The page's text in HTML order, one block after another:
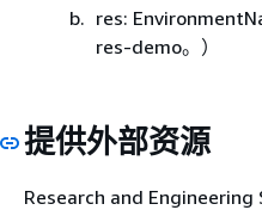
res:
res-demo。）
提供外部资源
Research and Engineering